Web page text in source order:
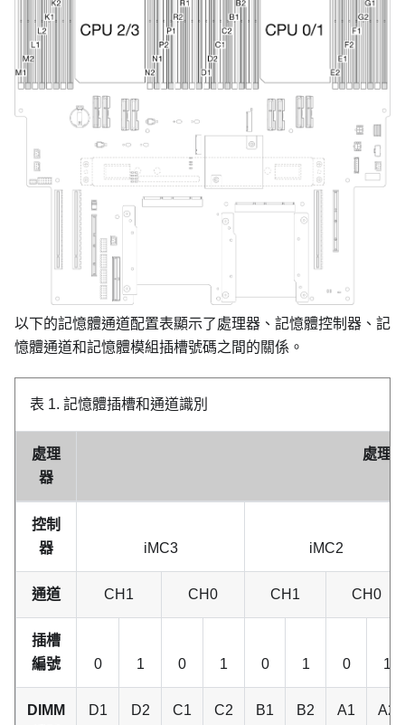
以下的記憶體通道配置表顯示了處理器、記憶體控制器、記
憶體通道和記憶體模組插槽號碼之間的關係。
表 1. 記憶體插槽和通道識別
處理
器
處理
控制
器
iMC3 iMC2
通道 CH1 CH0 CH1 CH0
插槽
編號
0 1 0 1 0 1 0 1
DIMM
D1 D2 C1 C2 B1 B2 A1 A2